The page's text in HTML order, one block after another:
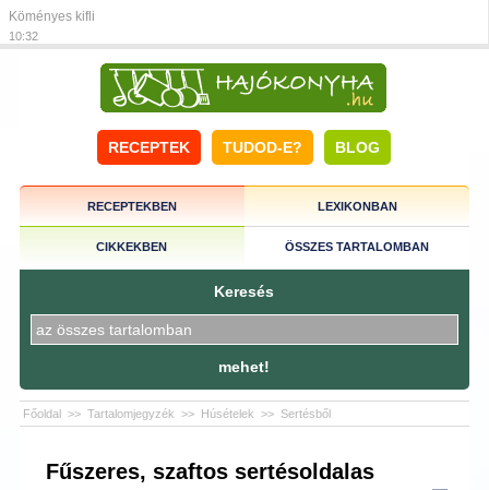
Köményes kifli
10:32
RECEPTEK TUDOD-E? BLOG
RECEPTEKBEN LEXIKONBAN
CIKKEKBEN ÖSSZES TARTALOMBAN
Keresés
mehet!
Főoldal >> Tartalomjegyzék >> Húsételek >> Sertésből
Fűszeres, szaftos sertésoldalas